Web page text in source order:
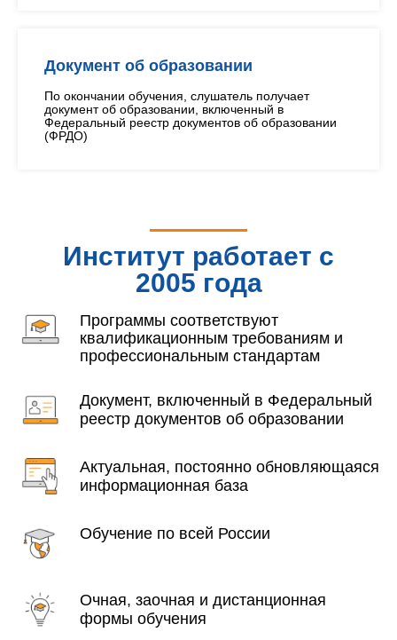
Документ об образовании
По окончании обучения, слушатель получает
документ об образовании, включенный в
Федеральный реестр документов об образовании
(ФРДО)
Институт работает с
2005 года
Программы соответствуют
квалификационным требованиям и
профессиональным стандартам
Документ, включенный в Федеральный
реестр документов об образовании
Актуальная, постоянно обновляющаяся
информационная база
Обучение по всей России
Очная, заочная и дистанционная
формы обучения